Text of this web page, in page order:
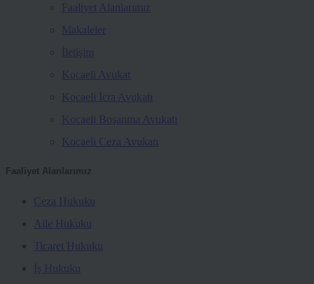
Faaliyet Alanlarımız
Makaleler
İletişim
Kocaeli Avukat
Kocaeli İcra Avukatı
Kocaeli Boşanma Avukatı
Kocaeli Ceza Avukatı
Faaliyet Alanlarımız
Ceza Hukuku
Aile Hukuku
Ticaret Hukuku
İş Hukuku